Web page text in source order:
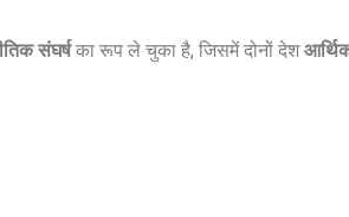
संघर्षका रूप ले चुका है, जिसमें दोनों देश